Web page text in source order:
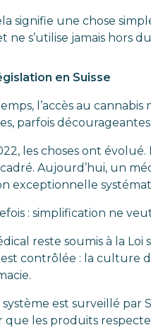
signifie une chose
ne s’utilise jamais hors
en Suisse
l’accès au cannabis
parfois
les choses ont
Aujourd’hui, un
exceptionnelle
: simplification ne
reste soumis à la
contrôlée : la culture
système est surveillé par
que les produits